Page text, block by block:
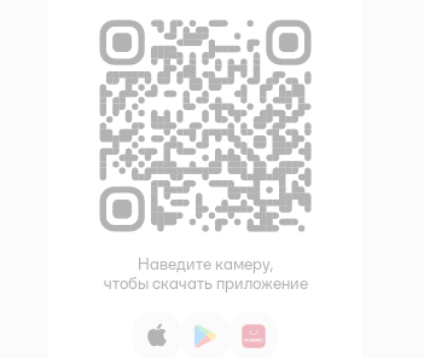
Наведите камеру,
чтобы скачать приложение
App StoreGoogle PlayAppGallery